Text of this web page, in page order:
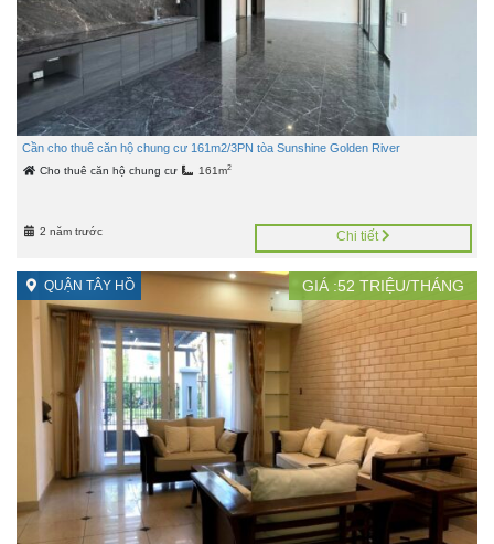
Cần cho thuê căn hộ chung cư 161m2/3PN tòa Sunshine Golden River
Cho thuê căn hộ chung cư 161m2
2 năm trước Chi tiết
QUẬN TÂY HỒ GIÁ :52 TRIỆU/THÁNG